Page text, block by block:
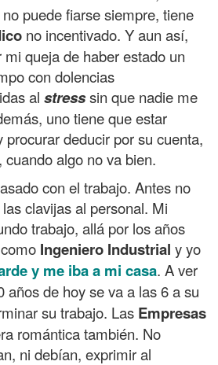
puede fiarse siempre, tiene
no incentivado. Y aun así,
queja de haber estado un
con dolencias
al stresssin que nadie me
uno tiene que estar
deducir por su cuenta,
algo no va bien.
con el trabajo. Antes no
clavijas al personal. Mi
trabajo, allá por los años
Ingeniero Industrial y yo
y me iba a mi casa. A ver
años de hoy se va a las 6 a su
su trabajo. Las Empresas
romántica también. No
ni debían, exprimir al